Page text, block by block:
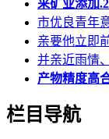
采矿业添加
市优良青年
亲要他立即
并亲近雨情
产物精度高
栏目导航